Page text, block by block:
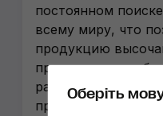
постоянном
всему миру, что
продукцию
применением
разработок. SGCB
применяет
Оберіть